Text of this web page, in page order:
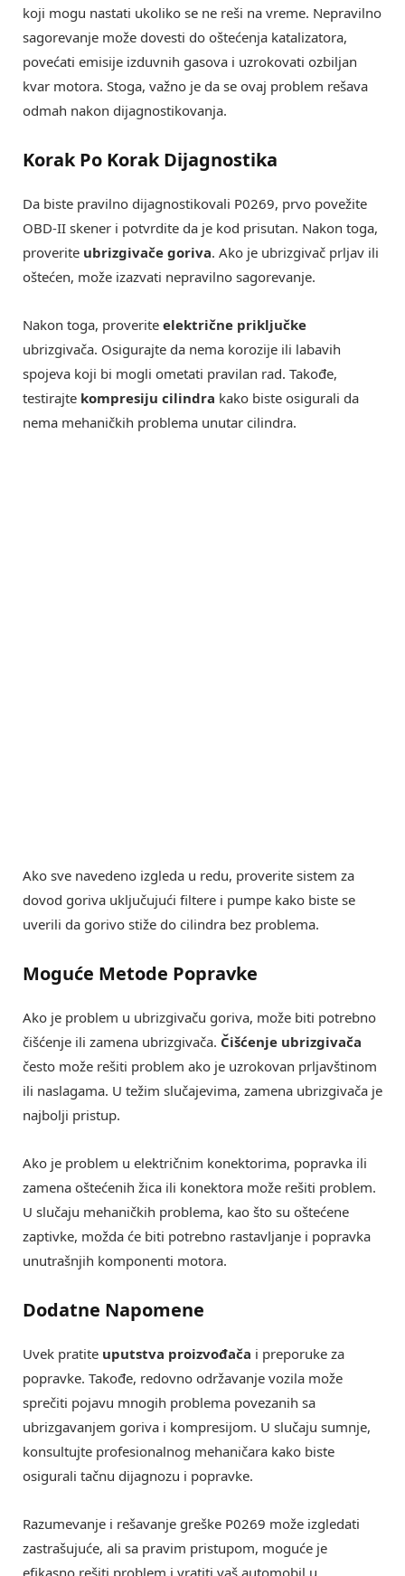
koji mogu nastati ukoliko se ne reši na vreme. Nepravilno
sagorevanje može dovesti do oštećenja katalizatora,
povećati emisije izduvnih gasova i uzrokovati ozbiljan
kvar motora. Stoga, važno je da se ovaj problem rešava
odmah nakon dijagnostikovanja.
Korak Po Korak Dijagnostika
Da biste pravilno dijagnostikovali P0269, prvo povežite
OBD-II skener i potvrdite da je kod prisutan. Nakon toga,
proverite ubrizgivače goriva. Ako je ubrizgivač prljav ili
oštećen, može izazvati nepravilno sagorevanje.
Nakon toga, proverite električne priključke
ubrizgivača. Osigurajte da nema korozije ili labavih
spojeva koji bi mogli ometati pravilan rad. Takođe,
testirajte kompresiju cilindra kako biste osigurali da
nema mehaničkih problema unutar cilindra.
Ako sve navedeno izgleda u redu, proverite sistem za
dovod goriva uključujući filtere i pumpe kako biste se
uverili da gorivo stiže do cilindra bez problema.
Moguće Metode Popravke
Ako je problem u ubrizgivaču goriva, može biti potrebno
čišćenje ili zamena ubrizgivača. Čišćenje ubrizgivača
često može rešiti problem ako je uzrokovan prljavštinom
ili naslagama. U težim slučajevima, zamena ubrizgivača je
najbolji pristup.
Ako je problem u električnim konektorima, popravka ili
zamena oštećenih žica ili konektora može rešiti problem.
U slučaju mehaničkih problema, kao što su oštećene
zaptivke, možda će biti potrebno rastavljanje i popravka
unutrašnjih komponenti motora.
Dodatne Napomene
Uvek pratite uputstva proizvođača i preporuke za
popravke. Takođe, redovno održavanje vozila može
sprečiti pojavu mnogih problema povezanih sa
ubrizgavanjem goriva i kompresijom. U slučaju sumnje,
konsultujte profesionalnog mehaničara kako biste
osigurali tačnu dijagnozu i popravke.
Razumevanje i rešavanje greške P0269 može izgledati
zastrašujuće, ali sa pravim pristupom, moguće je
efikasno rešiti problem i vratiti vaš automobil u